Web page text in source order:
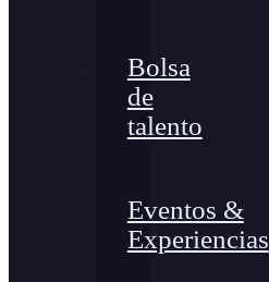
Bolsa
de
talento
Eventos &
Experiencias